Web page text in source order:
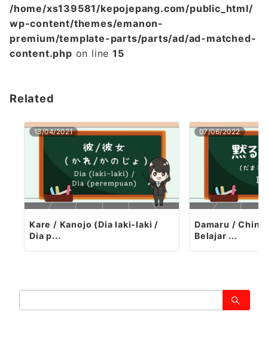
/home/xs139581/kepojepang.com/public_html/
wp-content/themes/emanon-
premium/template-parts/parts/ad/ad-matched-
content.php on line15
Related
13/04/2021
Kare / Kanojo (Dia laki-laki /
Dia p...
07/06/2022
Damaru /
Belajar ...
索：